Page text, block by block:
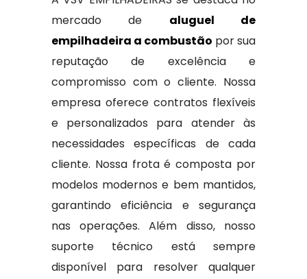
mercado de aluguel de
empilhadeira a combustão por sua
reputação de excelência e
compromisso com o cliente. Nossa
empresa oferece contratos flexíveis
e personalizados para atender às
necessidades específicas de cada
cliente. Nossa frota é composta por
modelos modernos e bem mantidos,
garantindo eficiência e segurança
nas operações. Além disso, nosso
suporte técnico está sempre
disponível para resolver qualquer